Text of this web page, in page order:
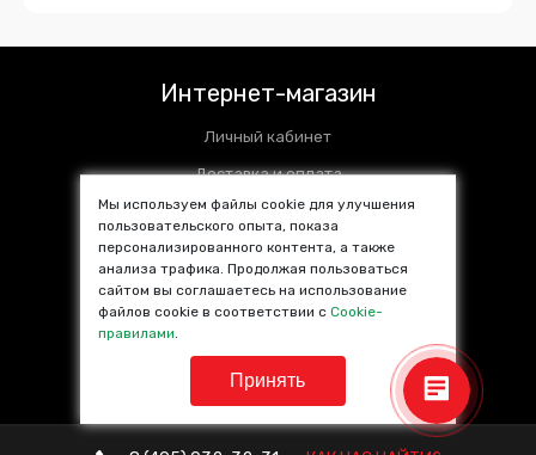
Интернет-магазин
Личный кабинет
Доставка и оплата
Установочные центры
Контакты
SALE %
Популярные товары
Мы используем файлы cookie для улучшения
пользовательского опыта, показа
персонализированного контента, а также
анализа трафика. Продолжая пользоваться
сайтом вы соглашаетесь на использование
файлов cookie в соответствии сCookie-
правилами.
Принять